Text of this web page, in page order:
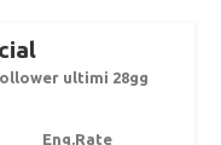
ultimi 28gg
Eng.Rate